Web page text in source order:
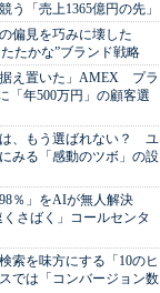
「売上1365億円の先」
偏見を巧みに壊した
たかな”ブランド戦略
据え置いた」AMEX プラ
「年500万円」の顧客選
は、もう選ばれない？ ユ
みる「感動のツボ」の設
％」をAIが無人解決
さばく」コールセンタ
索を味方にする「10のヒ
では「コンバージョン数